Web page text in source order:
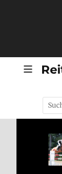
Suche
nach: